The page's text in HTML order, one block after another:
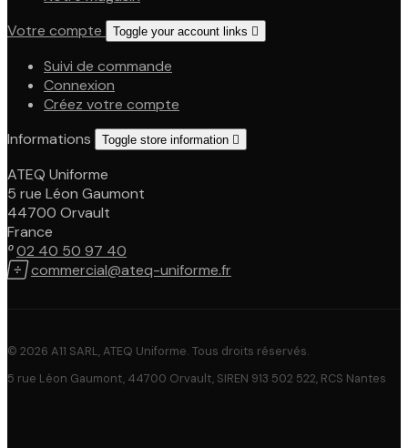
Votre compte
Toggle your account links 
Suivi de commande
Connexion
Créez votre compte
Informations
Toggle store information 
ATEQ Uniforme
5 rue Léon Gaumont
44700 Orvault
France
02 40 50 97 40
commercial@ateq-uniforme.fr
© 2026 A11 SARL, ATEQ Uniforme. Tous droits réservés.
5 rue Léon Gaumont, 44700 Orvault, SIREN 913 502 522, RCS Nantes